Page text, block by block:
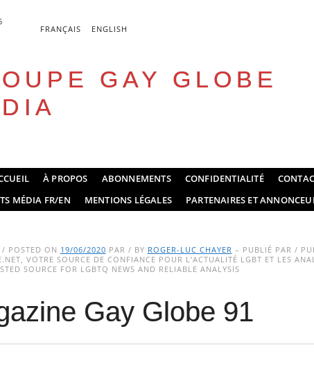
FRANÇAIS ENGLISH
GAY GLOBE
menu
À PROPOS ABONNEMENTS CONFIDENTIALITÉ
MÉDIA FR/EN
MENTIONS LÉGALES PARTENAIRES ET
POSTED ON 19/06/2020 PAR / BY ROGER-LUC CHAYER – PUBLIÉ PAR /
VOTRE SOURCE DE CONFIANCE POUR L’ACTUALITÉ LGBT ET LES
SOURCE FOR LGBTQ NEWS AND RELIABLE ANALYSIS
Gay Globe 91